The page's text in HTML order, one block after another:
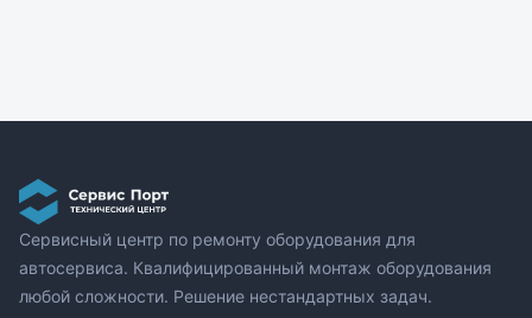
Сервисный центр по ремонту оборудования для
автосервиса. Квалифицированный монтаж оборудования
любой сложности. Решение нестандартных задач.